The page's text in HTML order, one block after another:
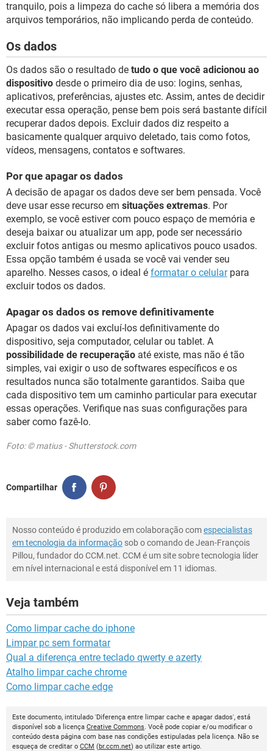
tranquilo, pois a limpeza do cache só libera a memória dos
arquivos temporários, não implicando perda de conteúdo.
Os dados
Os dados são o resultado de tudo o que você adicionou ao
dispositivo desde o primeiro dia de uso: logins, senhas,
aplicativos, preferências, ajustes etc. Assim, antes de decidir
executar essa operação, pense bem pois será bastante difícil
recuperar dados depois. Excluir dados diz respeito a
basicamente qualquer arquivo deletado, tais como fotos,
vídeos, mensagens, contatos e softwares.
Por que apagar os dados
A decisão de apagar os dados deve ser bem pensada. Você
deve usar esse recurso em situações extremas. Por
exemplo, se você estiver com pouco espaço de memória e
deseja baixar ou atualizar um app, pode ser necessário
excluir fotos antigas ou mesmo aplicativos pouco usados.
Essa opção também é usada se você vai vender seu
aparelho. Nesses casos, o ideal é formatar o celularpara
excluir todos os dados.
Apagar os dados os remove definitivamente
Apagar os dados vai excluí-los definitivamente do
dispositivo, seja computador, celular ou tablet. A
possibilidade de recuperação até existe, mas não é tão
simples, vai exigir o uso de softwares específicos e os
resultados nunca são totalmente garantidos. Saiba que
cada dispositivo tem um caminho particular para executar
essas operações. Verifique nas suas configurações para
saber como fazê-lo.
Foto: © matius - Shutterstock.com
Compartilhar
Nosso conteúdo é produzido em colaboração comespecialistas
em tecnologia da informação sob o comando de Jean-François
Pillou, fundador do CCM.net. CCM é um site sobre tecnologia líder
em nível internacional e está disponível em 11 idiomas.
Veja também
Como limpar cache do iphone
Limpar pc sem formatar
Qual a diferença entre teclado qwerty e azerty
Atalho limpar cache chrome
Como limpar cache edge
Este documento, intitulado 'Diferença entre limpar cache e apagar dados', está
disponível sob a licença Creative Commons. Você pode copiar e/ou modificar o
conteúdo desta página com base nas condições estipuladas pela licença. Não se
esqueça de creditar o CCM (br.ccm.net) ao utilizar este artigo.